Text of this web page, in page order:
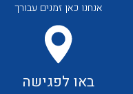
לכל מוצרי היצרן
אנחנו כאן זמנים עבורך
באו לפגישה